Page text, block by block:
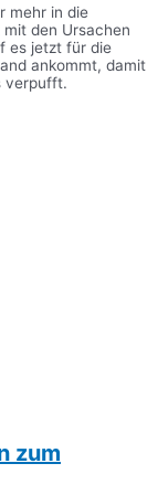
mehr in die
den Ursachen
es jetzt für die
ankommt, damit
verpufft.
zum